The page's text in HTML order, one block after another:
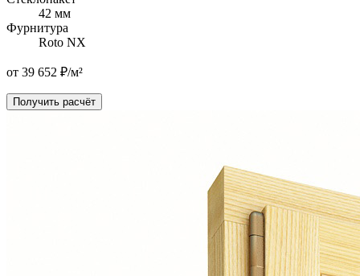
42 мм
Фурнитура
Roto NX
от 39 652 ₽/м²
Получить расчёт